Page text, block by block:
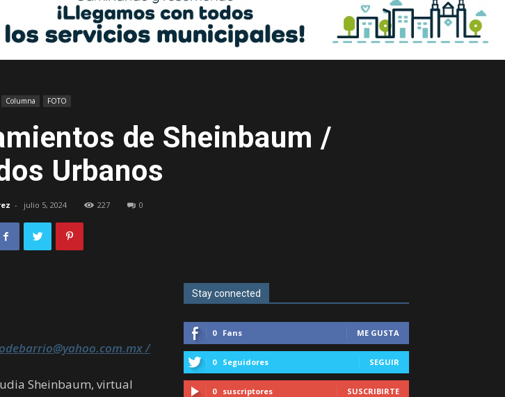
–
Columna FOTO
de Sheinbaum /
Urbanos
- julio 5, 2024 227 0
/
Sheinbaum, virtual
Stay connected
0 Fans ME GUSTA
0 Seguidores SEGUIR
0 suscriptores SUSCRIBIRTE